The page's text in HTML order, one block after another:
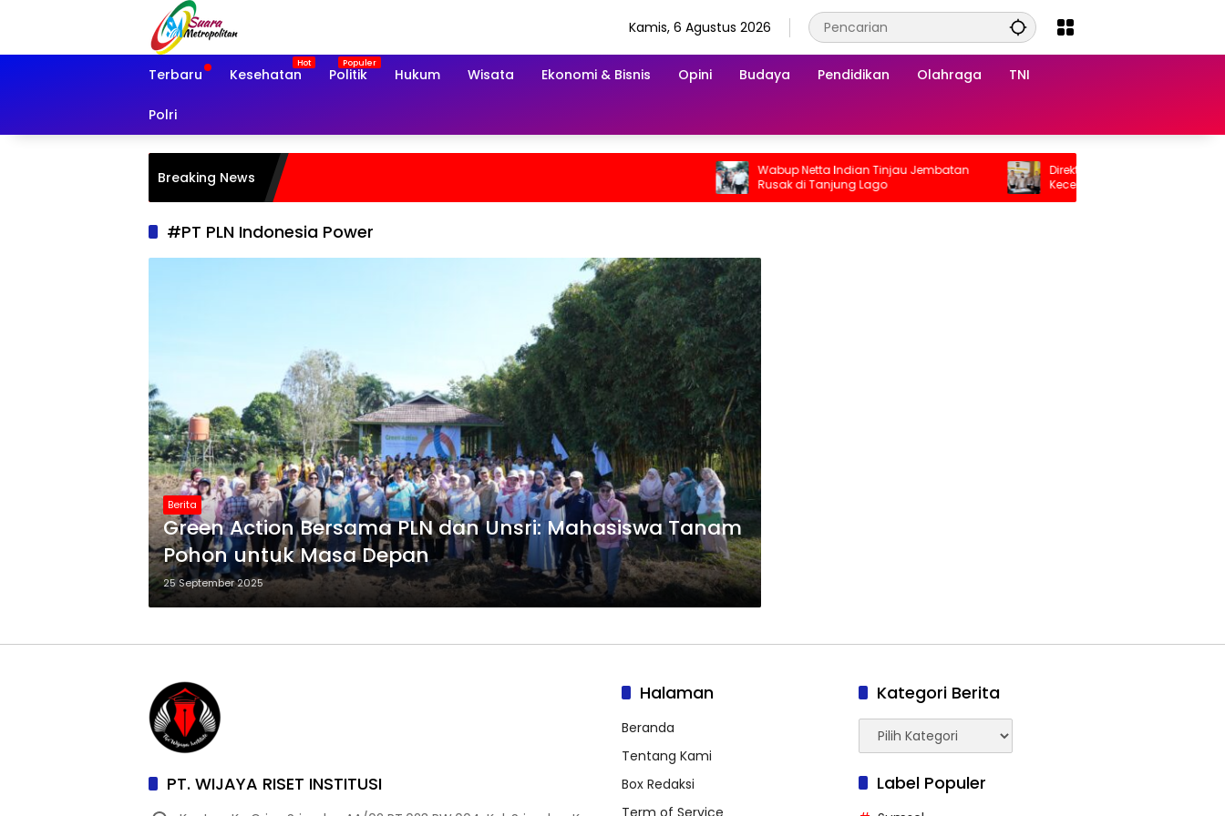
Kamis, 6 Agustus 2026
Terbaru Kesehatan Politik Hukum Wisata Ekonomi & Bisnis Opini Budaya Pendidikan Olahraga TNI
Polri
Breaking News
Wabup Netta Indian Tinjau Jembatan
Rusak di Tanjung Lago
Direktur ALS dan PT SBP Jadi
Kecelakaan Maut Jalinsumteng, 19
Orang Tewas
#PT PLN Indonesia Power
Berita
Green Action Bersama PLN dan Unsri: Mahasiswa Tanam
Pohon untuk Masa Depan
25 September 2025
PT. WIJAYA RISET INSTITUSI
Halaman
Beranda
Tentang Kami
Box Redaksi
Term of Service
Kategori Berita
Kategori
Berita
Label Populer